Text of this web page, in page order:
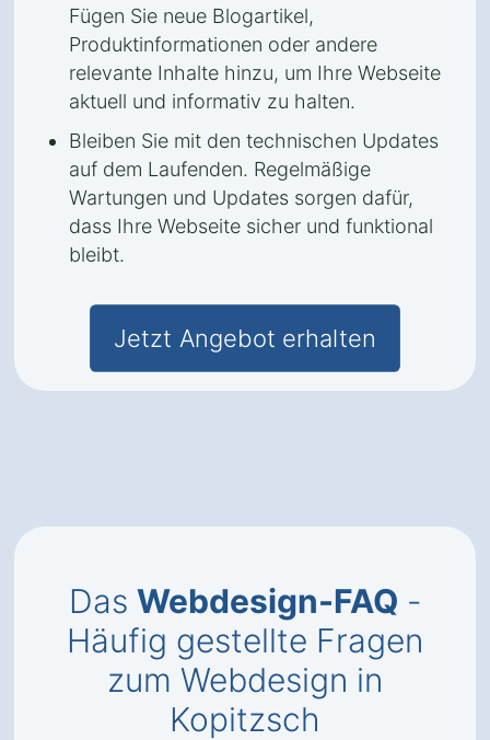
Fügen Sie neue Blogartikel,
Produktinformationen oder andere
relevante Inhalte hinzu, um Ihre Webseite
aktuell und informativ zu halten.
Bleiben Sie mit den technischen Updates
auf dem Laufenden. Regelmäßige
Wartungen und Updates sorgen dafür,
dass Ihre Webseite sicher und funktional
bleibt.
Jetzt Angebot erhalten
Das Webdesign-FAQ -
Häufig gestellte Fragen
zum Webdesign in
Kopitzsch